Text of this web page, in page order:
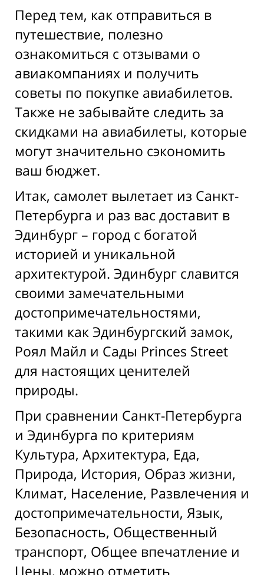
Перед тем, как отправиться в
путешествие, полезно
ознакомиться с отзывами о
авиакомпаниях и получить
советы по покупке авиабилетов.
Также не забывайте следить за
скидками на авиабилеты, которые
могут значительно сэкономить
ваш бюджет.
Итак, самолет вылетает из Санкт-
Петербурга и раз вас доставит в
Эдинбург – город с богатой
историей и уникальной
архитектурой. Эдинбург славится
своими замечательными
достопримечательностями,
такими как Эдинбургский замок,
Роял Майл и Сады Princes Street
для настоящих ценителей
природы.
При сравнении Санкт-Петербурга
и Эдинбурга по критериям
Культура, Архитектура, Еда,
Природа, История, Образ жизни,
Климат, Население, Развлечения и
достопримечательности, Язык,
Безопасность, Общественный
транспорт, Общее впечатление и
Цены, можно отметить